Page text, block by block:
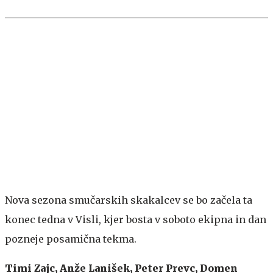
Nova sezona smučarskih skakalcev se bo začela ta
konec tedna v Visli, kjer bosta v soboto ekipna in dan
pozneje posamična tekma.
Timi Zajc, Anže Lanišek, Peter Prevc, Domen